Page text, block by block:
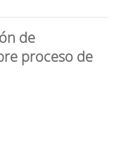
de
proceso de